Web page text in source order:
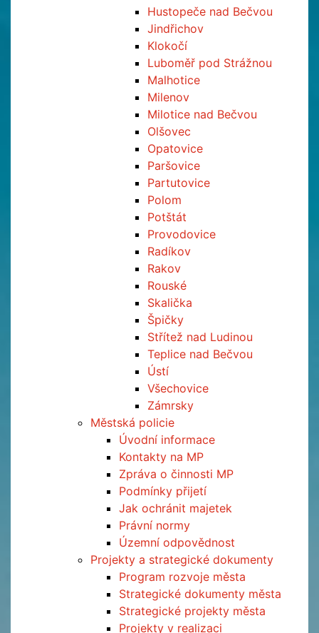
Hustopeče nad Bečvou
Jindřichov
Klokočí
Luboměř pod Strážnou
Malhotice
Milenov
Milotice nad Bečvou
Olšovec
Opatovice
Paršovice
Partutovice
Polom
Potštát
Provodovice
Radíkov
Rakov
Rouské
Skalička
Špičky
Střítež nad Ludinou
Teplice nad Bečvou
Ústí
Všechovice
Zámrsky
Městská policie
Úvodní informace
Kontakty na MP
Zpráva o činnosti MP
Podmínky přijetí
Jak ochránit majetek
Právní normy
Územní odpovědnost
Projekty a strategické dokumenty
Program rozvoje města
Strategické dokumenty města
Strategické projekty města
Projekty v realizaci